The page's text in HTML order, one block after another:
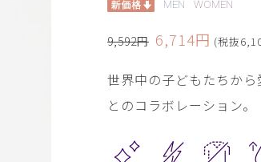
MEN WOMEN
9,592円 6,714円 (税抜
世界中の子どもたちから
とのコラボレーション。